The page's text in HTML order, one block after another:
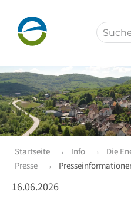
Navigation
Startseite Info
Die
Presse
16.06.2026